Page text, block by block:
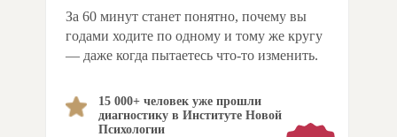
За 60 минут станет понятно, почему вы
годами ходите по одному и тому же кругу
— даже когда пытаетесь что-то изменить.
15 000+ человек уже прошли
диагностику в Институте Новой
Психологии